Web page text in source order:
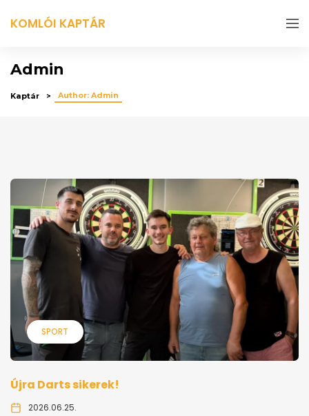
KOMLÓI KAPTÁR
Admin
Kaptár Author: Admin
SPORT
Újra Darts sikerek!
2026.06.25.